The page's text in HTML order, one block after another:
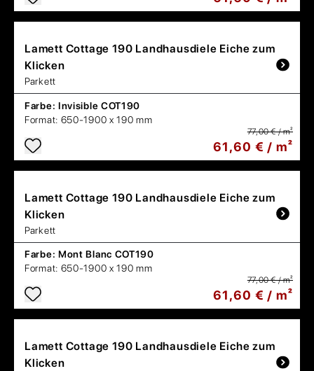
Lamett Cottage 190 Landhausdiele Eiche zum
Klicken
Parkett
Farbe: Invisible COT190
Format: 650-1900 x 190 mm
77,00 € / m²
61,60 € / m²
Lamett Cottage 190 Landhausdiele Eiche zum
Klicken
Parkett
Farbe: Mont Blanc COT190
Format: 650-1900 x 190 mm
77,00 € / m²
61,60 € / m²
Lamett Cottage 190 Landhausdiele Eiche zum
Klicken